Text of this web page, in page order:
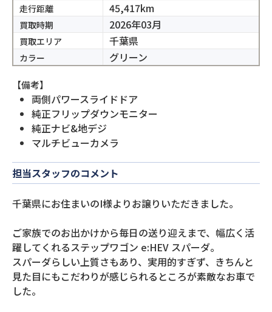
走行距離 45,417km
買取時期 2026年03月
買取エリア 千葉県
カラー グリーン
【備考】
両側パワースライドドア
純正フリップダウンモニター
純正ナビ&地デジ
マルチビューカメラ
担当スタッフのコメント
千葉県にお住まいのI様よりお譲りいただきました。
ご家族でのお出かけから毎日の送り迎えまで、幅広く活
躍してくれるステップワゴン e:HEV スパーダ。
スパーダらしい上質さもあり、実用的すぎず、きちんと
見た目にもこだわりが感じられるところが素敵なお車で
した。